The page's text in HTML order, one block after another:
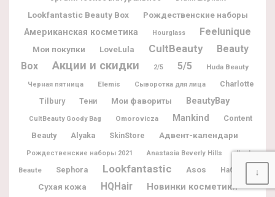
Lookfantastic Beauty Box
Рождественские наборы
Американская косметика
Hourglass Feelunique
Мои покупки LoveLula CultBeauty
Beauty
Box
Акции и скидки 2/5 5/5 Huda Beauty
Черная пятница Elemis Сыворотка для лица
Charlotte
Tilbury
Тени Мои фавориты BeautyBay
CultBeauty Goody Bag Omorovicza Mankind
Content
Beauty
Alyaka SkinStore Адвент-календари
Рождественские наборы 2021 Anastasia Beverly Hills
Ile de
Beaute
Sephora Lookfantastic Asos Наборы
Сухая кожа HQHair Новинки косметики
↓